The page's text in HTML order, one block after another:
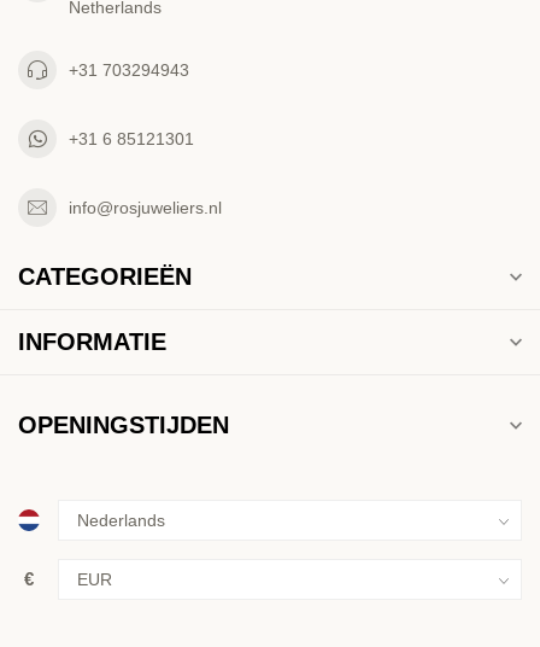
Netherlands
+31 703294943
+31 6 85121301
info@rosjuweliers.nl
CATEGORIEËN
INFORMATIE
OPENINGSTIJDEN
€